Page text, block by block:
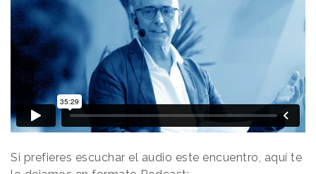
Si prefieres escuchar el audio este encuentro, aquí te